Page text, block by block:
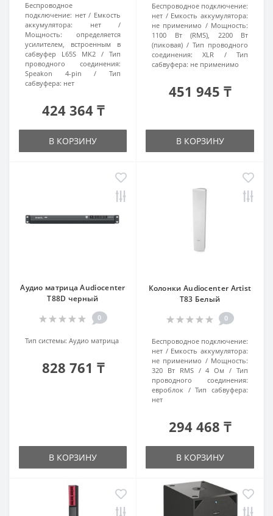
Беспроводное
подключение: нет
Емкость
аккумулятора:
нет
Мощность:
определяется
усилителем, встроенным в
сабвуфер L65S MK2
Тип
проводного соединения:
Speakon 4-pin
Тип
сабвуфера: нет
424 364 ₸
В КОРЗИНУ
Беспроводное подключение:
нет
Емкость аккумулятора:
не применимо
Мощность:
1100 Вт (RMS), 2200 Вт
(пиковая)
Тип проводного
соединения:
XLR
Тип
сабвуфера: не применимо
451 945 ₸
В КОРЗИНУ
Аудио матрица Audiocenter
T88D черный
0
Тип системы: Аудио матрица
828 761 ₸
В КОРЗИНУ
Колонки Audiocenter Artist
T83 Белый
0
Беспроводное подключение:
нет
Емкость аккумулятора:
не применимо
Мощность:
320 Вт RMS / 4 Ом
Тип
проводного соединения:
евроблок
Тип сабвуфера:
нет
294 468 ₸
В КОРЗИНУ